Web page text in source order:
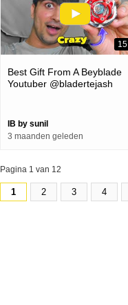
Best Gift From A Beyblade
Youtuber @bladertejash
IB by sunil
3 maanden geleden
Pagina 1 van 12
1 2 3 4